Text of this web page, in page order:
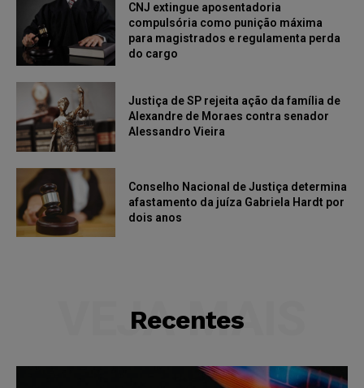
CNJ extingue aposentadoria
compulsória como punição máxima
para magistrados e regulamenta perda
do cargo
Justiça de SP rejeita ação da família de
Alexandre de Moraes contra senador
Alessandro Vieira
Conselho Nacional de Justiça determina
afastamento da juíza Gabriela Hardt por
dois anos
Recentes
VEJA MAIS